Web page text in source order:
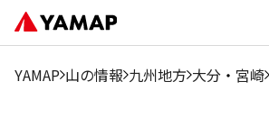
YAMAP 山の情報 九州地方 大分 ・ 宮崎
1月 2月 3月